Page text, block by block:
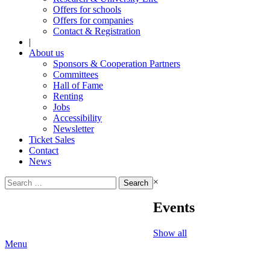
Offers for schools
Offers for companies
Contact & Registration
|
About us
Sponsors & Cooperation Partners
Committees
Hall of Fame
Renting
Jobs
Accessibility
Newsletter
Ticket Sales
Contact
News
Search
for:
×
Events
Show all
Menu